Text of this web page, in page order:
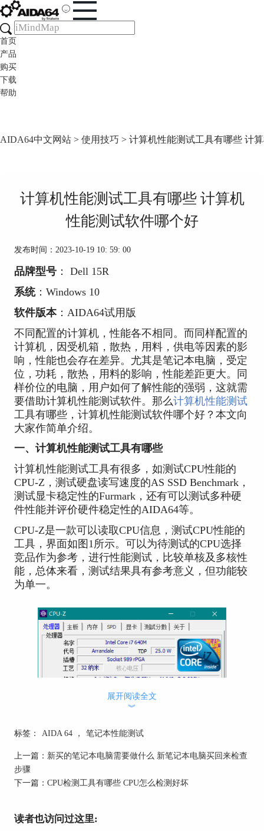
首页
产品
购买
下载
帮助
AIDA64中文网站 > 使用技巧 > 计算机性能测试工具有哪些 计
计算机性能测试工具有哪些 计算机
性能测试软件哪个好
发布时间：2023-10-19 10: 59: 00
品牌型号： Dell 15R
系统：Windows 10
软件版本：AIDA64试用版
不同配置的计算机，性能各不相同。而同样配置的
计算机，因受机箱，散热，用料，供电等因素的影
响，性能也会存在差异。尤其是笔记本电脑，受定
位，功耗，散热，用料的影响，性能差距更大。同
样价位的电脑，用户如何了解性能的强弱，这就需
要借助计算机性能测试软件。那么计算机性能测试
工具有哪些，计算机性能测试软件哪个好？本文向
大家作简单介绍。
一、计算机性能测试工具有哪些
计算机性能测试工具有很多，如测试CPU性能的
CPU-Z，测试硬盘读写速度的AS SSD Benchmark，
测试显卡稳定性的Furmark，还有可以测试多种硬
件性能并评价硬件稳定性的AIDA64等。
CPU-Z是一款可以读取CPU信息，测试CPU性能的
工具，界面如图1所示。可以为待测试的CPU选择
竞品作为参考，进行性能测试，比较单核及多核性
能，总体来看，测试结果具有参考意义，但功能较
为单一。
AS SSD Benchmark是一款测试固态硬盘性能的测
展开阅读全文
︾
标签： AIDA 64 ， 笔记本性能测试
上一篇： 新买的笔记本电脑需要做什么 新笔记本电脑买回来检查
步骤
下一篇： CPU检测工具有哪些 CPU怎么检测好坏
读者也访问过这里: